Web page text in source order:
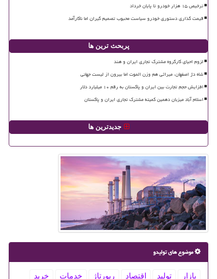
ترخیص ۱۵ هزار خودرو تا پایان خرداد
قیمت گذاری دستوری خودرو سیاست محبوب تصمیم گیران اما ناکارآمد
پربحث ترین ها
لزوم احیای کارگروه مشترک تجاری ایران و هند
شاه دژ اصفهان، میراثی هم وزن الموت اما بیرون از لیست جهانی
افزایش حجم تجارت بین ایران و پاکستان به رقم ۱۰ میلیارد دلار
اسلام آباد میزبان دهمین کمیته مشترک تجاری ایران و پاکستان
جدیدترین ها
موضوع های تولیدو
بازار تولید اقتصاد رپورتاژ خدمات
خرید